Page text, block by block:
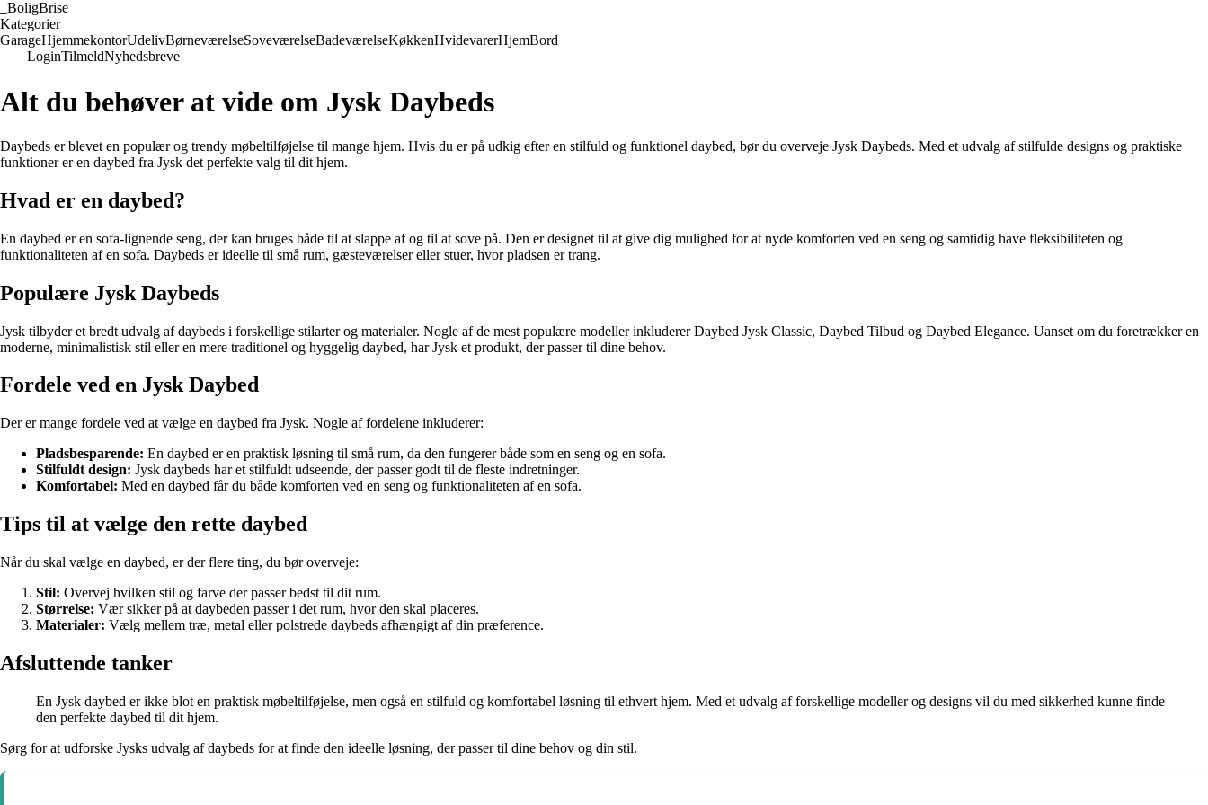
BoligBrise
Kategorier
GarageHjemmekontorUdelivBørneværelseSoveværelseBadeværelseKøkkenHvidevarerHjemBord
LoginTilmeldNyhedsbreve
Alt du behøver at vide om Jysk Daybeds
Daybeds er blevet en populær og trendy møbeltilføjelse til mange hjem. Hvis du er på udkig efter en stilfuld og funktionel daybed, bør du overveje Jysk Daybeds. Med et udvalg af stilfulde designs og praktiske
funktioner er en daybed fra Jysk det perfekte valg til dit hjem.
Hvad er en daybed?
En daybed er en sofa-lignende seng, der kan bruges både til at slappe af og til at sove på. Den er designet til at give dig mulighed for at nyde komforten ved en seng og samtidig have fleksibiliteten og
funktionaliteten af en sofa. Daybeds er ideelle til små rum, gæsteværelser eller stuer, hvor pladsen er trang.
Populære Jysk Daybeds
Jysk tilbyder et bredt udvalg af daybeds i forskellige stilarter og materialer. Nogle af de mest populære modeller inkluderer Daybed Jysk Classic, Daybed Tilbud og Daybed Elegance. Uanset om du foretrækker en
moderne, minimalistisk stil eller en mere traditionel og hyggelig daybed, har Jysk et produkt, der passer til dine behov.
Fordele ved en Jysk Daybed
Der er mange fordele ved at vælge en daybed fra Jysk. Nogle af fordelene inkluderer:
Pladsbesparende: En daybed er en praktisk løsning til små rum, da den fungerer både som en seng og en sofa.
Stilfuldt design: Jysk daybeds har et stilfuldt udseende, der passer godt til de fleste indretninger.
Komfortabel: Med en daybed får du både komforten ved en seng og funktionaliteten af en sofa.
Tips til at vælge den rette daybed
Når du skal vælge en daybed, er der flere ting, du bør overveje:
Stil: Overvej hvilken stil og farve der passer bedst til dit rum.
Størrelse: Vær sikker på at daybeden passer i det rum, hvor den skal placeres.
Materialer: Vælg mellem træ, metal eller polstrede daybeds afhængigt af din præference.
Afsluttende tanker
En Jysk daybed er ikke blot en praktisk møbeltilføjelse, men også en stilfuld og komfortabel løsning til ethvert hjem. Med et udvalg af forskellige modeller og designs vil du med sikkerhed kunne finde
den perfekte daybed til dit hjem.
Sørg for at udforske Jysks udvalg af daybeds for at finde den ideelle løsning, der passer til dine behov og din stil.